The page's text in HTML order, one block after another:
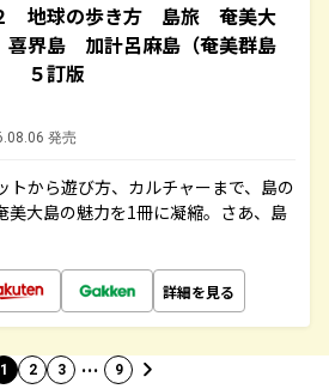
地球の歩き方 島旅 奄美大
界島 加計呂麻島（奄美群島
５訂版
発売
から遊び方、カルチャーまで、島の
美大島の魅力を1冊に凝縮。さあ、島
詳細を見る
1 2 3 … 9